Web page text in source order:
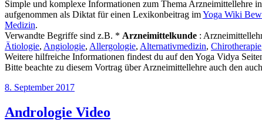
Simple und komplexe Informationen zum Thema Arzneimittellehre
aufgenommen als Diktat für einen Lexikonbeitrag imYoga Wiki
Medizin.
Verwandte Begriffe sind z.B. * Arzneimittelkunde :
Ätiologie, Angiologie, Allergologie, Alternativmedizin, Chirotherapie
Weitere hilfreiche Informationen findest du auf den Yoga Vidya
Bitte beachte zu diesem Vortrag über Arzneimittellehre auch den
Veröffentlicht
8. September 2017
Andrologie Video